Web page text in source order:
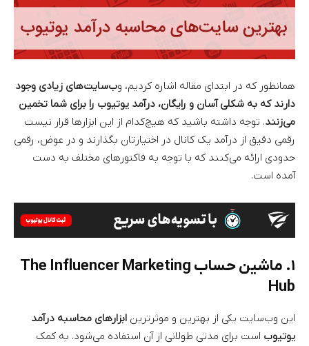
همانطور که در ابتدای مقاله اشاره کردیم، وب‌سایت‌های زیادی وجود
دارند که به شکلی آسان و رایگان، درآمد یوتیوب را برای شما تخمین
می‌زنند. توجه داشته باشید که هیچ‌کدام از این ابزارها قرار نیست
رقمی دقیق از درآمد یک کانال در اختیارتان بگذارند و در عوض، رقمی
حدودی ارائه می‌کنند که با توجه به فاکتورهای مختلف به دست
آمده است.
۱. ماشین حساب The Influencer Marketing
Hub
این وب‌سایت یکی از بهترین و موثرترین ابزارهای محاسبه درآمد
یوتیوب است برای مدتی طولانی از آن استفاده می‌شود. به کمک